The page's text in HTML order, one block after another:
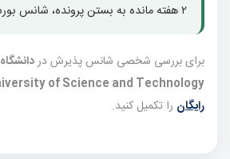
۲ هفته مانده به بستن پرونده، شانس بورسیه را کم می‌کند.
برای بررسی شخصی شانس پذیرش در
of Science and Technology
رایگان را تکمیل کنید.